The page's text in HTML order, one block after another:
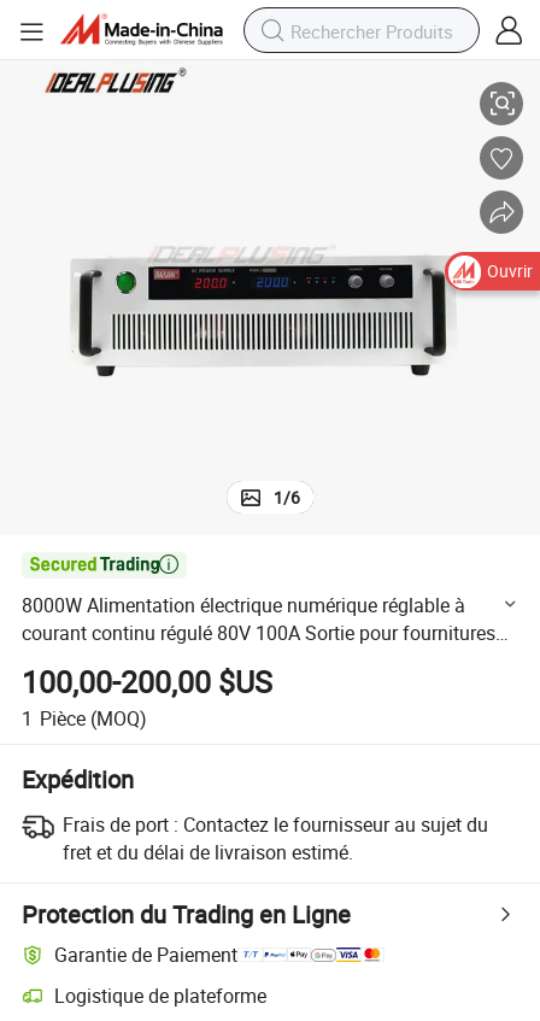
80V 100A Sortie pour fournitures de laboratoire
8000W Alimentation électrique numérique réglable à courant continu
1/6

8000W Alimentation électrique numérique réglable à
courant continu régulé 80V 100A Sortie pour fournitures
100,00-200,00 $US
1 Pièce (MOQ)
Expédition
Frais de port : Contactez le fournisseur au sujet du
fret et du délai de livraison estimé.
Protection du Trading en Ligne
Garantie de Paiement
Logistique de plateforme
Suivi d'expédition plus clair avec des logistiques prises en charge par
Ouvrir